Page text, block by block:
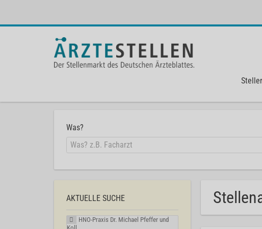
Was?
AKTUELLE SUCHE
HNO-Praxis Dr. Michael Pfeffer und